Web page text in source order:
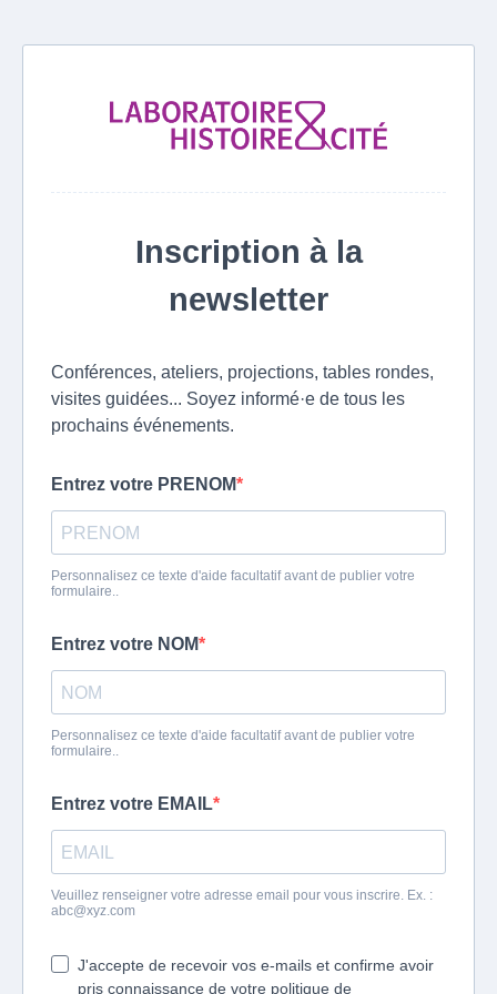
Inscription à la
newsletter
Conférences, ateliers, projections, tables rondes,
visites guidées... Soyez informé·e de tous les
prochains événements.
Entrez votre PRENOM
Personnalisez ce texte d'aide facultatif avant de publier votre
formulaire..
Entrez votre NOM
Personnalisez ce texte d'aide facultatif avant de publier votre
formulaire..
Entrez votre EMAIL
Veuillez renseigner votre adresse email pour vous inscrire. Ex. :
abc@xyz.com
J'accepte de recevoir vos e-mails et confirme avoir
pris connaissance de votre politique de